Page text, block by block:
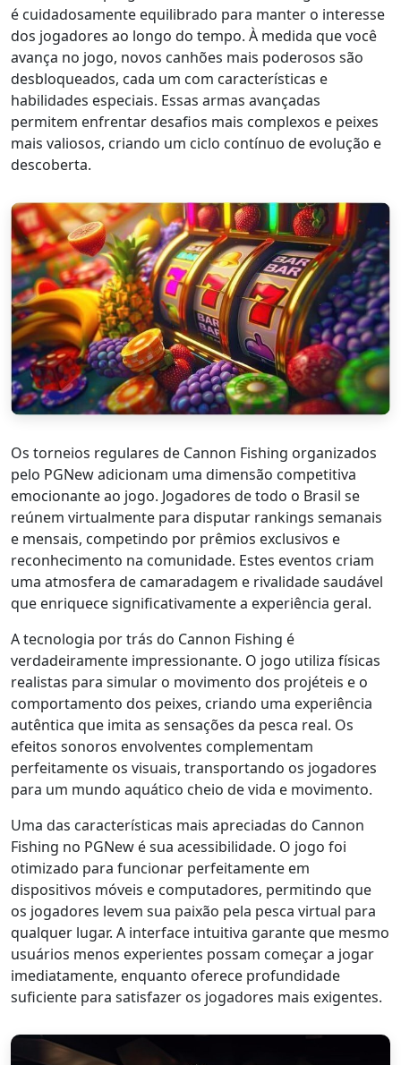
é cuidadosamente equilibrado para manter o interesse
dos jogadores ao longo do tempo. À medida que você
avança no jogo, novos canhões mais poderosos são
desbloqueados, cada um com características e
habilidades especiais. Essas armas avançadas
permitem enfrentar desafios mais complexos e peixes
mais valiosos, criando um ciclo contínuo de evolução e
descoberta.
Os torneios regulares de Cannon Fishing organizados
pelo PGNew adicionam uma dimensão competitiva
emocionante ao jogo. Jogadores de todo o Brasil se
reúnem virtualmente para disputar rankings semanais
e mensais, competindo por prêmios exclusivos e
reconhecimento na comunidade. Estes eventos criam
uma atmosfera de camaradagem e rivalidade saudável
que enriquece significativamente a experiência geral.
A tecnologia por trás do Cannon Fishing é
verdadeiramente impressionante. O jogo utiliza físicas
realistas para simular o movimento dos projéteis e o
comportamento dos peixes, criando uma experiência
autêntica que imita as sensações da pesca real. Os
efeitos sonoros envolventes complementam
perfeitamente os visuais, transportando os jogadores
para um mundo aquático cheio de vida e movimento.
Uma das características mais apreciadas do Cannon
Fishing no PGNew é sua acessibilidade. O jogo foi
otimizado para funcionar perfeitamente em
dispositivos móveis e computadores, permitindo que
os jogadores levem sua paixão pela pesca virtual para
qualquer lugar. A interface intuitiva garante que mesmo
usuários menos experientes possam começar a jogar
imediatamente, enquanto oferece profundidade
suficiente para satisfazer os jogadores mais exigentes.